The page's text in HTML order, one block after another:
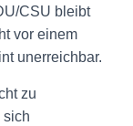
CSU bleibt
vor einem
unerreichbar.
zu
sich